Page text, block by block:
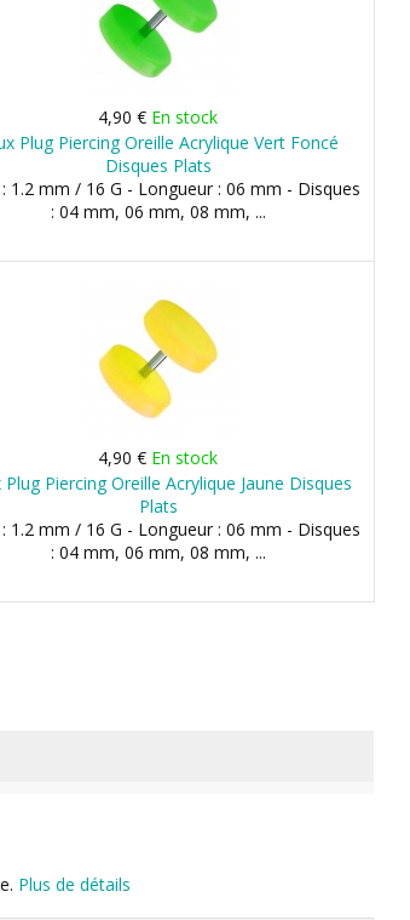
4,90 € En stock
Plug Piercing Oreille Acrylique Vert Foncé
Disques Plats
1.2 mm / 16 G - Longueur : 06 mm - Disques
: 04 mm, 06 mm, 08 mm, ...
4,90 € En stock
Plug Piercing Oreille Acrylique Jaune Disques
Plats
1.2 mm / 16 G - Longueur : 06 mm - Disques
: 04 mm, 06 mm, 08 mm, ...
Plus de détails